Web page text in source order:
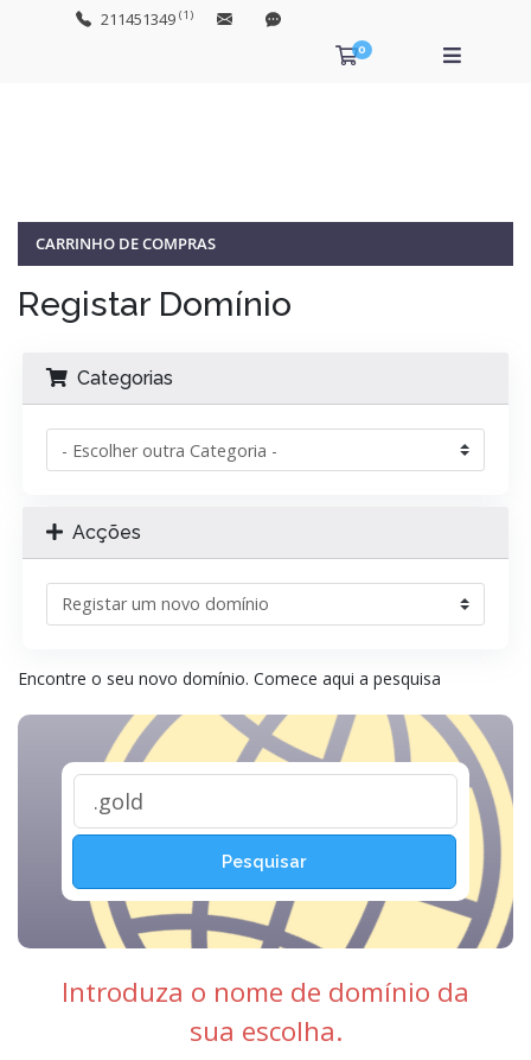
211451349 (1)
0
Carrinho de
CARRINHO DE COMPRAS
Registar Domínio
Categorias
Acções
Encontre o seu novo domínio. Comece aqui a pesquisa
Pesquisar
Introduza o nome de domínio da
sua escolha.